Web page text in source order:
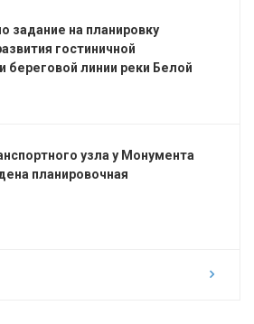
задание на планировку
гостиничной
береговой линии реки Белой
узла у Монумента
планировочная